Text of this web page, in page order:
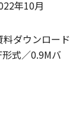
年10月
料ダウンロード
形式／0.9Mバ